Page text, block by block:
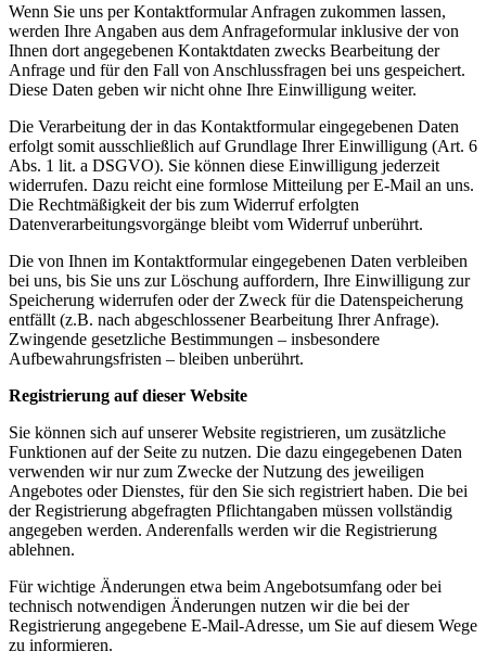
Wenn Sie uns per Kontaktformular Anfragen zukommen lassen,
werden Ihre Angaben aus dem Anfrageformular inklusive der von
Ihnen dort angegebenen Kontaktdaten zwecks Bearbeitung der
Anfrage und für den Fall von Anschlussfragen bei uns gespeichert.
Diese Daten geben wir nicht ohne Ihre Einwilligung weiter.
Die Verarbeitung der in das Kontaktformular eingegebenen Daten
erfolgt somit ausschließlich auf Grundlage Ihrer Einwilligung (Art. 6
Abs. 1 lit. a DSGVO). Sie können diese Einwilligung jederzeit
widerrufen. Dazu reicht eine formlose Mitteilung per E-Mail an uns.
Die Rechtmäßigkeit der bis zum Widerruf erfolgten
Datenverarbeitungsvorgänge bleibt vom Widerruf unberührt.
Die von Ihnen im Kontaktformular eingegebenen Daten verbleiben
bei uns, bis Sie uns zur Löschung auffordern, Ihre Einwilligung zur
Speicherung widerrufen oder der Zweck für die Datenspeicherung
entfällt (z.B. nach abgeschlossener Bearbeitung Ihrer Anfrage).
Zwingende gesetzliche Bestimmungen – insbesondere
Aufbewahrungsfristen – bleiben unberührt.
Registrierung auf dieser Website
Sie können sich auf unserer Website registrieren, um zusätzliche
Funktionen auf der Seite zu nutzen. Die dazu eingegebenen Daten
verwenden wir nur zum Zwecke der Nutzung des jeweiligen
Angebotes oder Dienstes, für den Sie sich registriert haben. Die bei
der Registrierung abgefragten Pflichtangaben müssen vollständig
angegeben werden. Anderenfalls werden wir die Registrierung
ablehnen.
Für wichtige Änderungen etwa beim Angebotsumfang oder bei
technisch notwendigen Änderungen nutzen wir die bei der
Registrierung angegebene E-Mail-Adresse, um Sie auf diesem Wege
zu informieren.